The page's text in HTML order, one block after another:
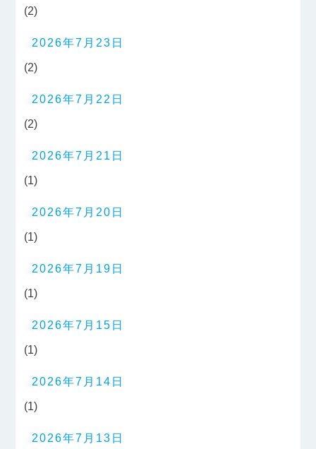
(2)
2026年7月23日
(2)
2026年7月22日
(2)
2026年7月21日
(1)
2026年7月20日
(1)
2026年7月19日
(1)
2026年7月15日
(1)
2026年7月14日
(1)
2026年7月13日